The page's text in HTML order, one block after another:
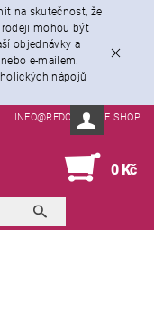
na skutečnost, že
mohou být
objednávky a
e-mailem.
nápojů
INFO@REDORWHITE.SHOP
0 Kč